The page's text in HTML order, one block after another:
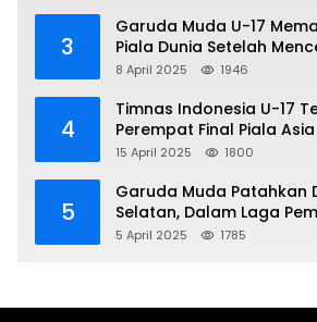
3
Garuda Muda U-17
Piala Dunia Setelah
Kemenangan Gemilang
8 April 2025 1946
4
Timnas Indonesia U-17
Perempat Final Piala
Korea Utara
15 April 2025 1800
5
Garuda Muda Patahkan
Selatan, Dalam Laga
2025 U-17
5 April 2025 1785